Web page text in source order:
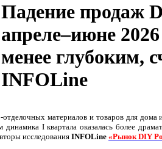
Падение продаж
апреле–июне
менее глубоким,
INFOLine
отделочных материалов и товаров для
динамика I квартала оказалась более
исследования INFOLine «Рынок DIY